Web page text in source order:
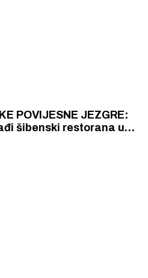
POVIJESNE JEZGRE:
šibenski restorana u